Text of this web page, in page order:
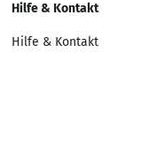
Hilfe & Kontakt
Hilfe & Kontakt